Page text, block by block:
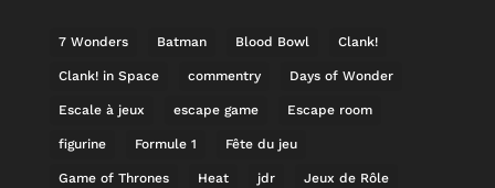
7 Wonders Batman Blood Bowl Clank!
Clank! in Space commentry Days of Wonder
Escale à jeux escape game Escape room
figurine Formule 1 Fête du jeu
Game of Thrones Heat jdr Jeux de Rôle